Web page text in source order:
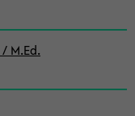
M.Ed.